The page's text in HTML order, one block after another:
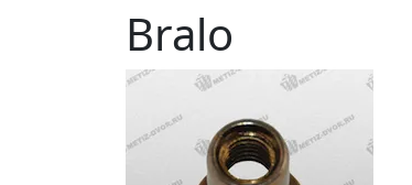
Bralo